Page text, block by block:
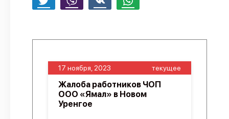
17 ноября, 2023 текущее
Жалоба работников ЧОП
ООО «Ямал» в Новом
Уренгое